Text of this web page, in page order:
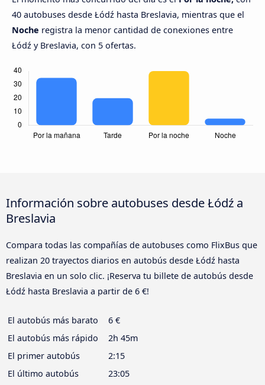
40 autobuses desde Łódź hasta Breslavia, mientras que el
Noche registra la menor cantidad de conexiones entre
Łódź y Breslavia, con 5 ofertas.
Información sobre autobuses desde Łódź a
Breslavia
Compara todas las compañías de autobuses como FlixBus que
realizan 20 trayectos diarios en autobús desde Łódź hasta
Breslavia en un solo clic. ¡Reserva tu billete de autobús desde
Łódź hasta Breslavia a partir de 6 €!
El autobús más barato
6 €
El autobús más rápido
2h 45m
El primer autobús
2:15
El último autobús
23:05